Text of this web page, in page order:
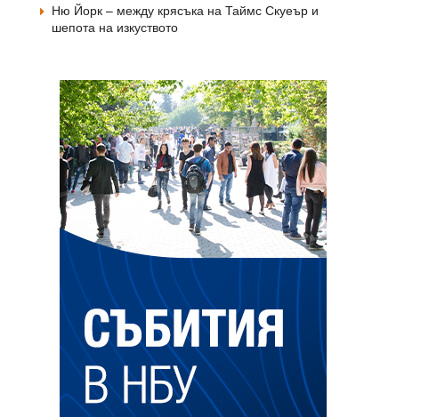
Ню Йорк – между крясъка на Таймс Скуеър и
шепота на изкуството